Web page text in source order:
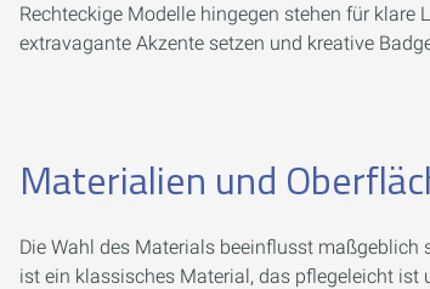
Rechteckige Modelle hingegen stehen für
extravagante Akzente setzen und kreative
Materialien und
Die Wahl des Materials beeinflusst
ist ein klassisches Material, das pflegeleicht